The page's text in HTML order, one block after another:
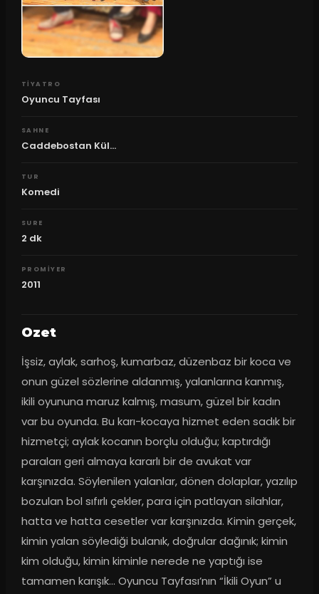
TIYATRO
Oyuncu Tayfası
SAHNE
Caddebostan Kül...
TUR
Komedi
SURE
2 dk
PROMIYER
2011
Ozet
İşsiz, aylak, sarhoş, kumarbaz, düzenbaz bir koca ve
onun güzel sözlerine aldanmış, yalanlarına kanmış,
ikili oyununa maruz kalmış, masum, güzel bir kadın
var bu oyunda. Bu karı-kocaya hizmet eden sadık bir
hizmetçi; aylak kocanın borçlu olduğu; kaptırdığı
paraları geri almaya kararlı bir de avukat var
karşınızda. Söylenilen yalanlar, dönen dolaplar, yazılıp
bozulan bol sıfırlı çekler, para için patlayan silahlar,
hatta ve hatta cesetler var karşınızda. Kimin gerçek,
kimin yalan söylediği bulanık, doğrular dağınık; kimin
kim olduğu, kimin kiminle nerede ne yaptığı ise
tamamen karışık… Oyuncu Tayfası’nın “İkili Oyun” u